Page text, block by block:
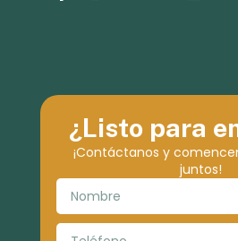
¿Listo para
¡Contáctanos y
juntos!